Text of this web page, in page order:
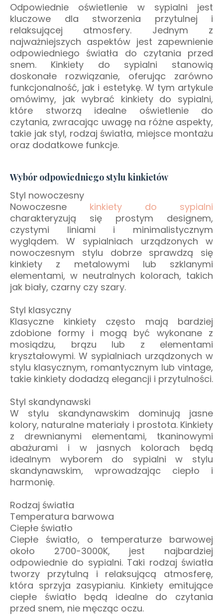
Odpowiednie oświetlenie w sypialni jest
kluczowe dla stworzenia przytulnej i
relaksującej atmosfery. Jednym z
najważniejszych aspektów jest zapewnienie
odpowiedniego światła do czytania przed
snem. Kinkiety do sypialni stanowią
doskonałe rozwiązanie, oferując zarówno
funkcjonalność, jak i estetykę. W tym artykule
omówimy, jak wybrać kinkiety do sypialni,
które stworzą idealne oświetlenie do
czytania, zwracając uwagę na różne aspekty,
takie jak styl, rodzaj światła, miejsce montażu
oraz dodatkowe funkcje.
Wybór odpowiedniego stylu kinkietów
Styl nowoczesny
Nowoczesne kinkiety do sypialni
charakteryzują się prostym designem,
czystymi liniami i minimalistycznym
wyglądem. W sypialniach urządzonych w
nowoczesnym stylu dobrze sprawdzą się
kinkiety z metalowymi lub szklanymi
elementami, w neutralnych kolorach, takich
jak biały, czarny czy szary.
Styl klasyczny
Klasyczne kinkiety często mają bardziej
zdobione formy i mogą być wykonane z
mosiądzu, brązu lub z elementami
kryształowymi. W sypialniach urządzonych w
stylu klasycznym, romantycznym lub vintage,
takie kinkiety dodadzą elegancji i przytulności.
Styl skandynawski
W stylu skandynawskim dominują jasne
kolory, naturalne materiały i prostota. Kinkiety
z drewnianymi elementami, tkaninowymi
abażurami i w jasnych kolorach będą
idealnym wyborem do sypialni w stylu
skandynawskim, wprowadzając ciepło i
harmonię.
Rodzaj światła
Temperatura barwowa
Ciepłe światło
Ciepłe światło, o temperaturze barwowej
około 2700-3000K, jest najbardziej
odpowiednie do sypialni. Taki rodzaj światła
tworzy przytulną i relaksującą atmosferę,
która sprzyja zasypianiu. Kinkiety emitujące
ciepłe światło będą idealne do czytania
przed snem, nie męcząc oczu.